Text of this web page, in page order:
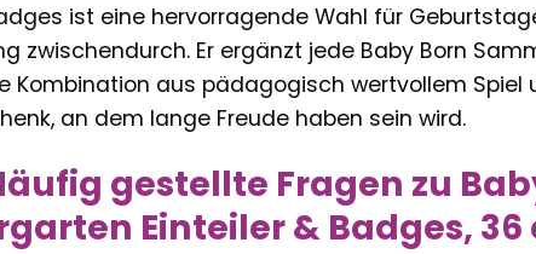
ist eine hervorragende Wahl für
zwischendurch. Er ergänzt jede Baby Born
Kombination aus pädagogisch wertvollem
an dem lange Freude haben sein wird.
gestellte Fragen zu
Einteiler & Badges, 36